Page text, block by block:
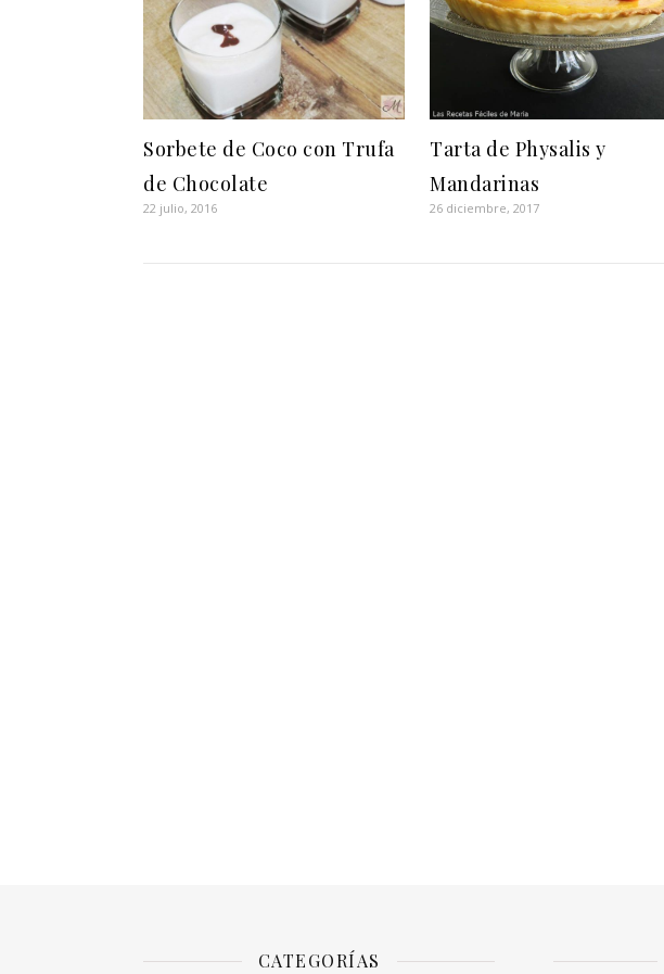
Sorbete de Coco con Trufa
de Chocolate
22 julio, 2016
Tarta de Physalis y
Mandarinas
26 diciembre, 2017
CATEGORÍAS